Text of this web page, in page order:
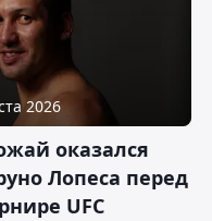
2026
оказался
Лопеса перед
UFC